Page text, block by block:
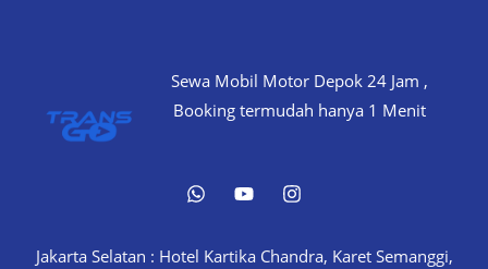
Sewa Mobil Motor Depok 24 Jam ,
Booking termudah hanya 1 Menit
Jakarta Selatan : Hotel Kartika Chandra, Karet Semanggi,